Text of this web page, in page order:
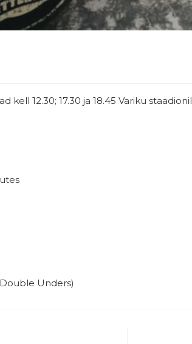
12.30; 17.30 ja 18.45 Variku staadionil
Unders)